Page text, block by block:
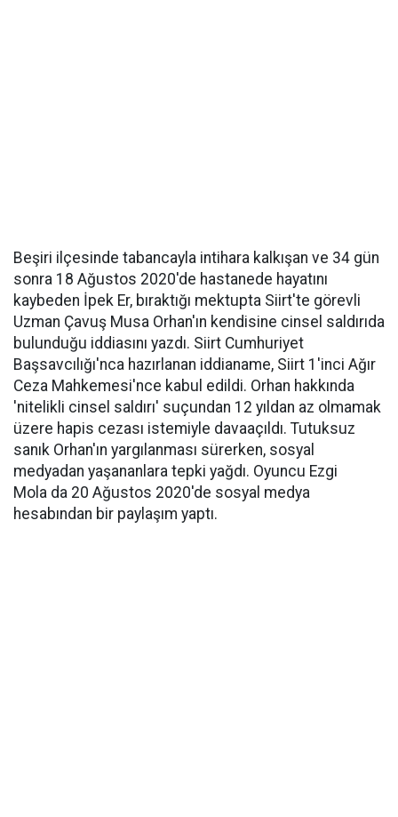
Beşiri ilçesinde tabancayla intihara kalkışan ve 34 gün
sonra 18 Ağustos 2020'de hastanede hayatını
kaybeden İpek Er, bıraktığı mektupta Siirt'te görevli
Uzman Çavuş Musa Orhan'ın kendisine cinsel saldırıda
bulunduğu iddiasını yazdı. Siirt Cumhuriyet
Başsavcılığı'nca hazırlanan iddianame, Siirt 1'inci Ağır
Ceza Mahkemesi'nce kabul edildi. Orhan hakkında
'nitelikli cinsel saldırı' suçundan 12 yıldan az olmamak
üzere hapis cezası istemiyle davaaçıldı. Tutuksuz
sanık Orhan'ın yargılanması sürerken, sosyal
medyadan yaşananlara tepki yağdı. Oyuncu Ezgi
Mola da 20 Ağustos 2020'de sosyal medya
hesabından bir paylaşım yaptı.